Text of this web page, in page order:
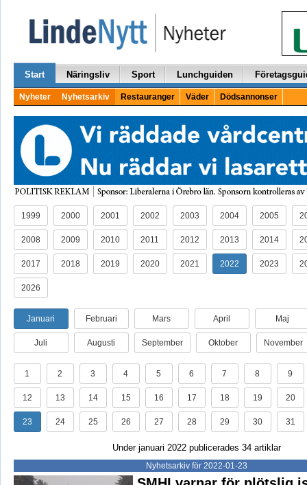
Start Näringsliv Sport Lunchguiden
Nyheter Nyhetsarkiv Restauranger Väder Dödsannonser
1999 2000 2001 2002 2003 2004 2005
2008 2009 2010 2011 2012 2013 2014
2017 2018 2019 2020 2021 2022 2023
2026
Januari Februari Mars April Maj
Juli Augusti September Oktober November
1 2 3 4 5 6 7 8 9
12 13 14 15 16 17 18 19 20
23 24 25 26 27 28 29 30 31
Under januari 2022 publicerades 34 artiklar
Nyhetsarkiv för 2022-01-23